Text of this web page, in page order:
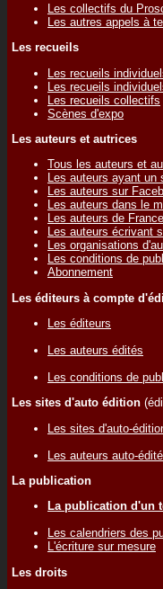
Les collectifs du
Les autres appels à
Les recueils
Les recueils
Les recueils
Les recueils collectifs
Scènes d'expo
Les auteurs et autrices
Tous les auteurs et
Les auteurs ayant un
Les auteurs sur
Les auteurs dans le
Les auteurs de
Les auteurs écrivant
Les organisations
Les conditions de
Abonnement
Les éditeurs à compte
Les éditeurs
Les auteurs édités
Les conditions de
Les sites d'auto édition
Les sites d'auto-
Les auteurs auto-
La publication
La publication d'un
Les calendriers des
L'écriture sur mesure
Les droits